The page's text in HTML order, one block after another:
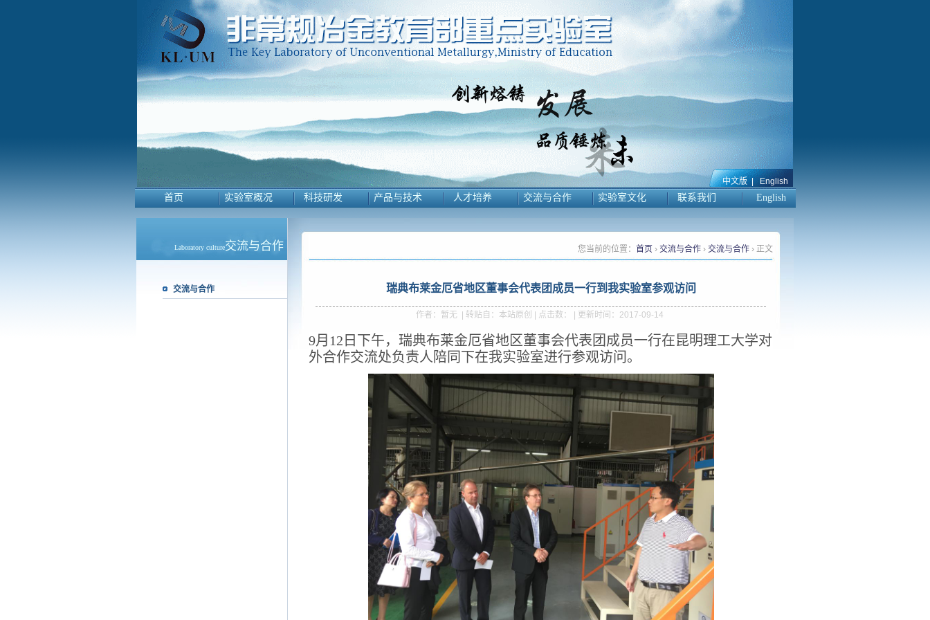
中文版| English
首页 实验室概况 科技研发 产品与技术 人才培养 交流与合作 实验室文化 联系我们 English
Laboratory culture交流与合作
交流与合作
您当前的位置： 首页 › 交流与合作 › 交流与合作 › 正文
瑞典布莱金厄省地区董事会代表团成员一行到我实验室参观访问
作者：暂无 | 转贴自：本站原创 | 点击数： | 更新时间：2017-09-14
9月12日下午，瑞典布莱金厄省地区董事会代表团成员一行在昆明理工大学对
外合作交流处负责人陪同下在我实验室进行参观访问。